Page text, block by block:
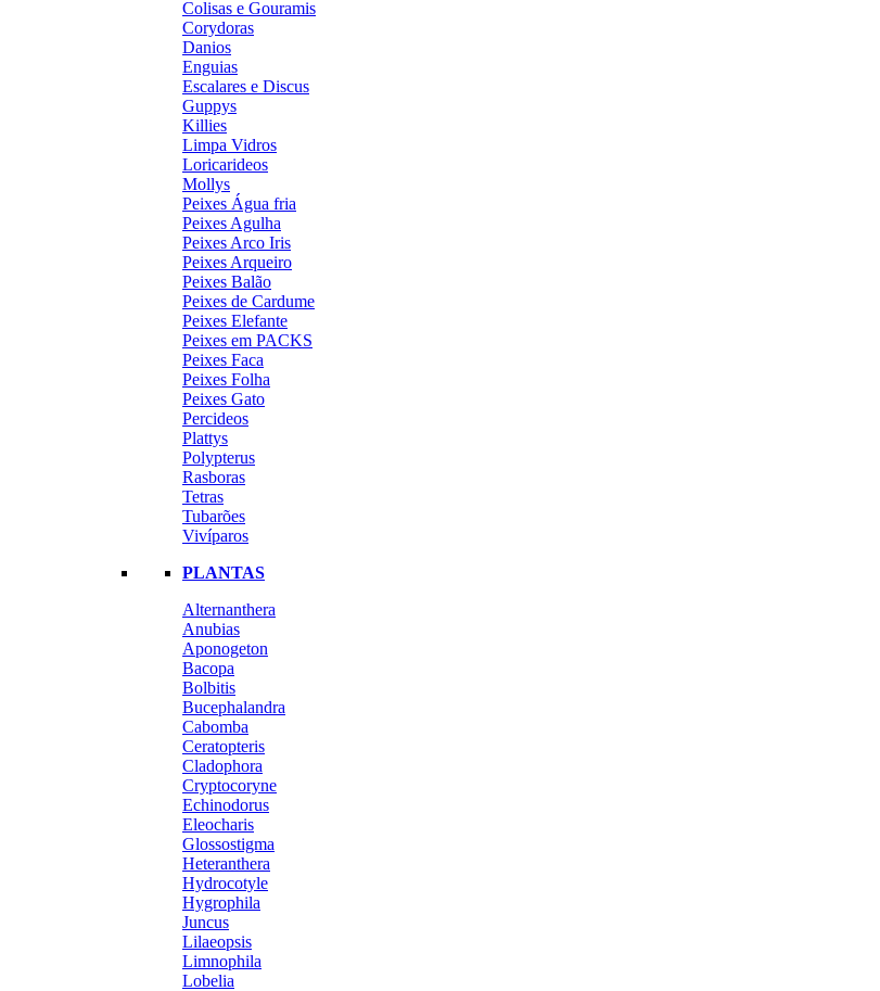
Colisas e Gouramis
Corydoras
Danios
Enguias
Escalares e Discus
Guppys
Killies
Limpa Vidros
Loricarideos
Mollys
Peixes Água fria
Peixes Agulha
Peixes Arco Iris
Peixes Arqueiro
Peixes Balão
Peixes de Cardume
Peixes Elefante
Peixes em PACKS
Peixes Faca
Peixes Folha
Peixes Gato
Percideos
Plattys
Polypterus
Rasboras
Tetras
Tubarões
Vivíparos
PLANTAS
Alternanthera
Anubias
Aponogeton
Bacopa
Bolbitis
Bucephalandra
Cabomba
Ceratopteris
Cladophora
Cryptocoryne
Echinodorus
Eleocharis
Glossostigma
Heteranthera
Hydrocotyle
Hygrophila
Juncus
Lilaeopsis
Limnophila
Lobelia